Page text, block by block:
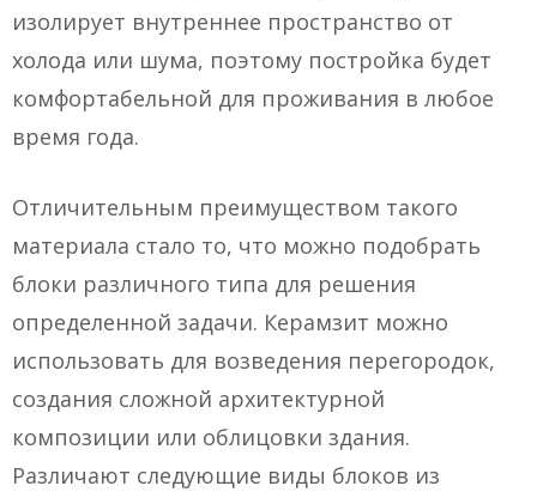
изолирует внутреннее пространство от
холода или шума, поэтому постройка будет
комфортабельной для проживания в любое
время года.
Отличительным преимуществом такого
материала стало то, что можно подобрать
блоки различного типа для решения
определенной задачи. Керамзит можно
использовать для возведения перегородок,
создания сложной архитектурной
композиции или облицовки здания.
Различают следующие виды блоков из